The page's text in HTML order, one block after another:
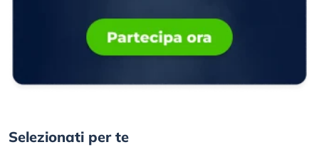
Selezionati per te